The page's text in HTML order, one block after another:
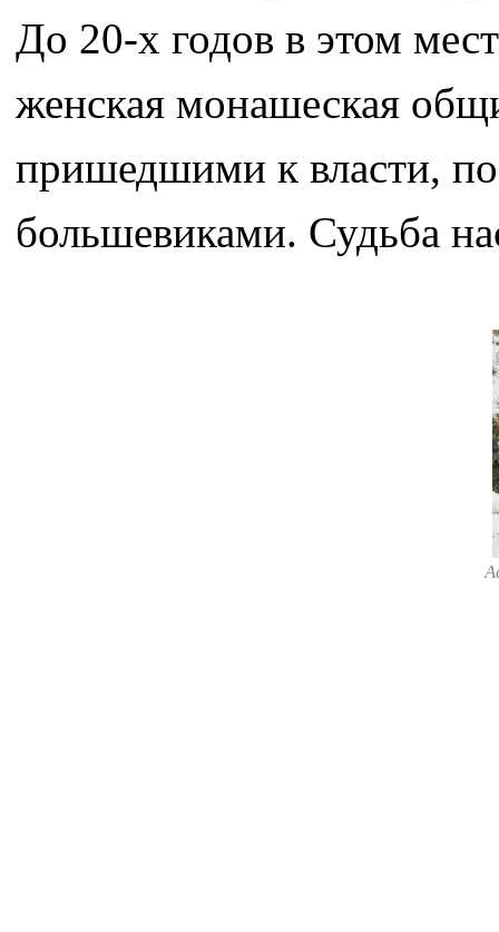
До 20-х годов в этом
женская монашеская
пришедшими к власти,
большевиками. Судьба